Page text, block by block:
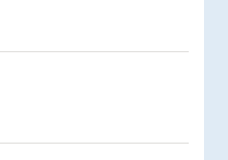
求・集金業務のパター
ョン化を実現できます。
なっている毎月の請求業
利用でき、業務効率
献します。